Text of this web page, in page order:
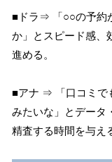
■ドラ⇒ 「○○の予約
か」とスピード感、
進める。
■アナ ⇒ 「口コミで
みたいな」とデータ
精査する時間を与え